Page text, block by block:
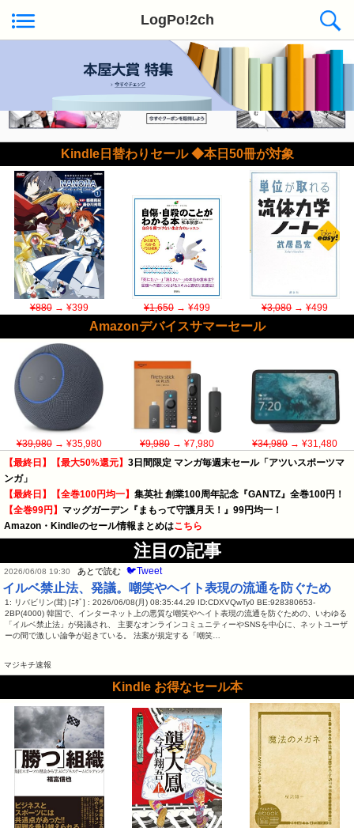
LogPo!2ch
Kindle日替わりセール ◆本日50冊が対象
¥880→ ¥399 ¥1,650→ ¥499 ¥3,080→ ¥499
Amazonデバイスサマーセール
¥39,980→ ¥35,980 ¥9,980→ ¥7,980 ¥34,980→ ¥31,480
【最終日】【最大50%還元】 3日間限定 マンガ毎週末セール「アツいスポーツマ
ンガ」
【最終日】【全巻100円均一】 集英社 創業100周年記念『GANTZ』全巻100円！
【全巻99円】 マッグガーデン『まもって守護月天！』99円均一！
Amazon・Kindleのセール情報まとめはこちら
注目の記事
2026/06/08 19:30 あとで読む 🐦Tweet
イルベ禁止法、発議。嘲笑やヘイト表現の流通を防ぐため
1: リバビリン(茸) [ﾆﾀﾞ] : 2026/06/08(月) 08:35:44.29 ID:CDXVQwTy0 BE:928380653-
2BP(4000) 韓国で、インターネット上の悪質な嘲笑やヘイト表現の流通を防ぐための、いわゆる
「イルベ禁止法」が発議され、 主要なオンラインコミュニティーやSNSを中心に、ネットユーザ
ーの間で激しい論争が起きている。 法案が規定する「嘲笑…
マジキチ速報
Kindle お得なセール本